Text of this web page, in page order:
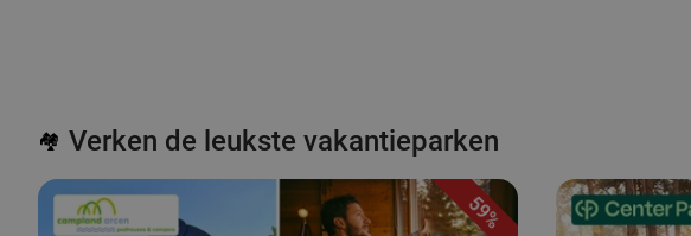
🏘️ Verken de leukste vakantieparken
59%